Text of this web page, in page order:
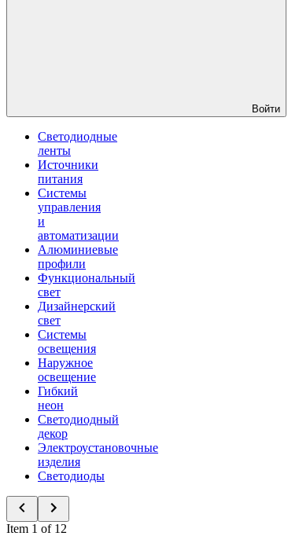
Войти
Светодиодные
ленты
Источники
питания
Системы
управления
и
автоматизации
Алюминиевые
профили
Функциональный
свет
Дизайнерский
свет
Системы
освещения
Наружное
освещение
Гибкий
неон
Светодиодный
декор
Электроустановочные
изделия
Светодиоды
Item 1 of 12